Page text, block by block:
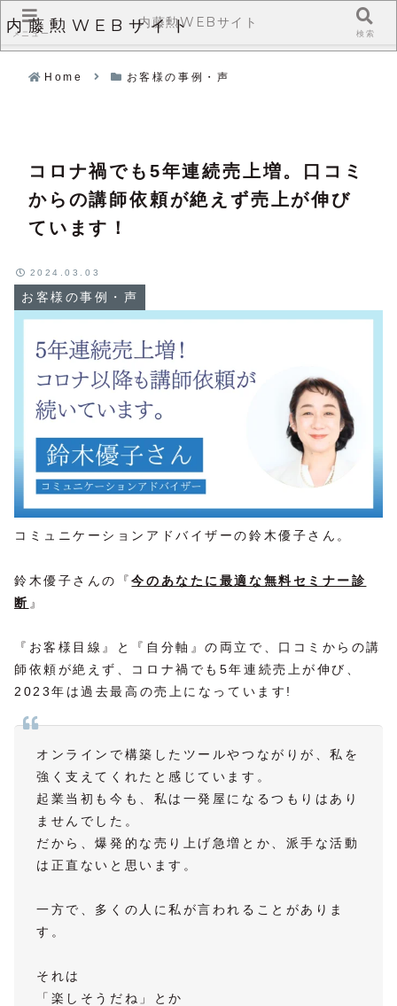
内藤勲WEBサイト
Home お客様の事例・声
コロナ禍でも5年連続売上増。口コミ
からの講師依頼が絶えず売上が伸び
ています！
お客様の事例・声
2024.03.03
コミュニケーションアドバイザーの鈴木優子さん。
鈴木優子さんの『今のあなたに最適な無料セミナー診
断 』
『お客様目線』と『自分軸』の両立で、口コミからの講
師依頼が絶えず、コロナ禍でも5年連続売上が伸び、
2023年は過去最高の売上になっています!
オンラインで構築したツールやつながりが、私を
強く支えてくれたと感じています。
起業当初も今も、私は一発屋になるつもりはあり
ませんでした。
だから、爆発的な売り上げ急増とか、派手な活動
は正直ないと思います。
一方で、多くの人に私が言われることがありま
す。
それは
「楽しそうだね」とか
メニュー
内藤勲WEBサイト
検索